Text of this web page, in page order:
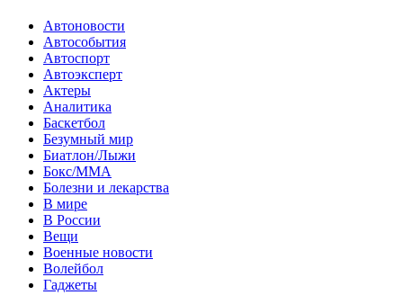
Автоновости
Автособытия
Автоспорт
Автоэксперт
Актеры
Аналитика
Баскетбол
Безумный мир
Биатлон/Лыжи
Бокс/MMA
Болезни и лекарства
В мире
В России
Вещи
Военные новости
Волейбол
Гаджеты